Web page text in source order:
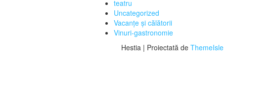
teatru
Uncategorized
Vacanţe şi călătorii
Vinuri-gastronomie
Hestia | Proiectată de ThemeIsle